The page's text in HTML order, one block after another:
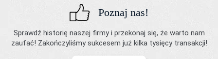
Poznaj nas!
Sprawdź historię naszej firmy i przekonaj się, że warto nam
zaufać! Zakończyliśmy sukcesem już kilka tysięcy transakcji!